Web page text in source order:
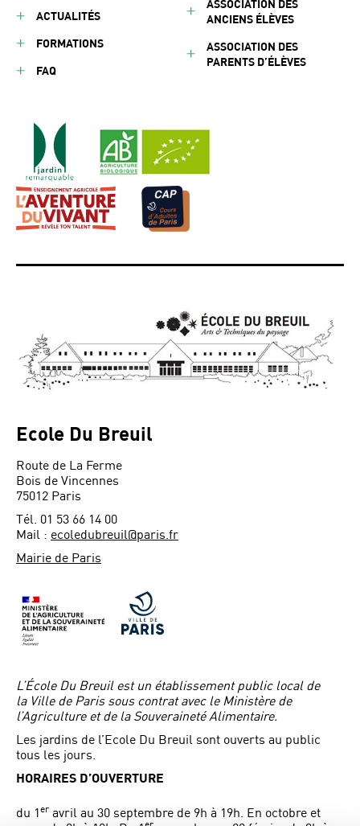
ACTUALITÉS
FORMATIONS
FAQ
ASSOCIATION DES
ANCIENS ÉLÈVES
ASSOCIATION DES
PARENTS D’ÉLÈVES
Ecole Du Breuil
Route de La Ferme
Bois de Vincennes
75012 Paris
Tél. 01 53 66 14 00
Mail : ecoledubreuil@paris.fr
Mairie de Paris
L’École Du Breuil est un établissement public local de
la Ville de Paris sous contrat avec le Ministère de
l’Agriculture et de la Souveraineté Alimentaire.
Les jardins de l’Ecole Du Breuil sont ouverts au public
tous les jours.
HORAIRES D’OUVERTURE
du 1er avril au 30 septembre de 9h à 19h. En octobre et
er